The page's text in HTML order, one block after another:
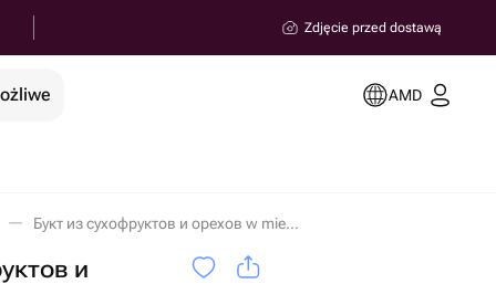
Zdjęcie przed dostawą
AMD
Букт из сухофруктов и орехов w miejscowości Erywań
и